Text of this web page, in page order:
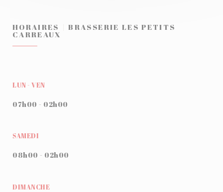
HORAIRES BRASSERIE LES PETITS
CARREAUX
LUN - VEN
07h00 - 02h00
SAMEDI
08h00 - 02h00
DIMANCHE